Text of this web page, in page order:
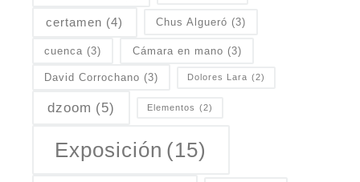
certamen (4) Chus Algueró (3)
cuenca (3) Cámara en mano (3)
David Corrochano (3) Dolores Lara (2)
dzoom (5) Elementos (2)
Exposición (15)